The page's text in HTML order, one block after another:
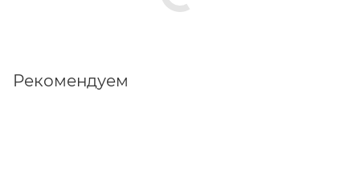
Рекомендуем